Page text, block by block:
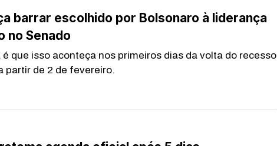
barrar escolhido por Bolsonaro à liderança
no Senado
que isso aconteça nos primeiros dias da volta do recesso
partir de 2 de fevereiro.